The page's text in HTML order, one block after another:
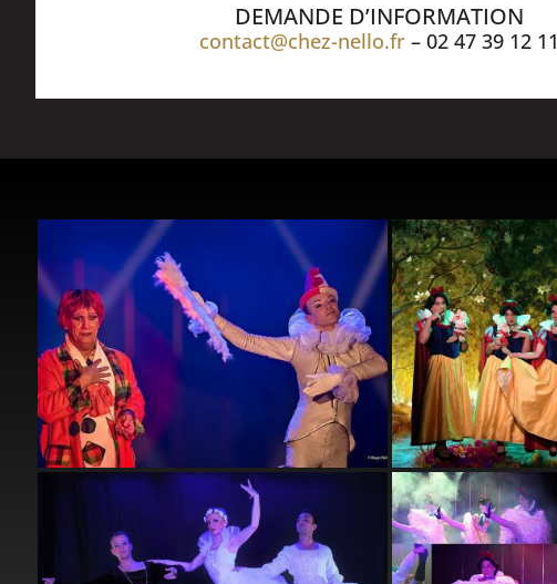
DEMANDE D’INFORMATION
contact@chez-nello.fr– 02 47 39 12 11